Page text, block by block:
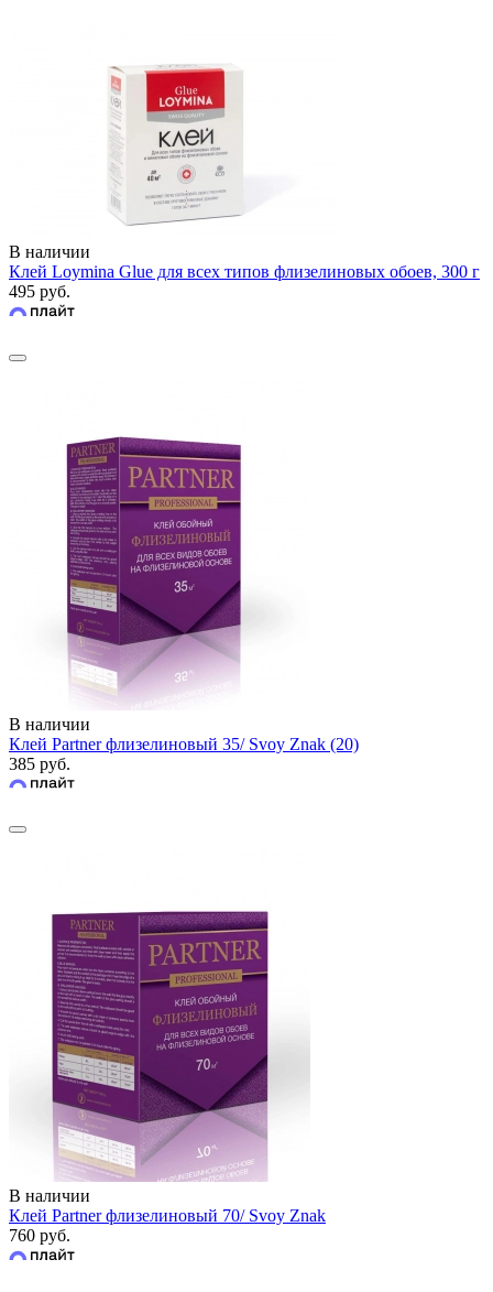
В наличии
Клей Loymina Glue для всех типов флизелиновых обоев, 300 г
495 руб.
В наличии
Клей Partner флизелиновый 35/ Svoy Znak (20)
385 руб.
В наличии
Клей Partner флизелиновый 70/ Svoy Znak
760 руб.